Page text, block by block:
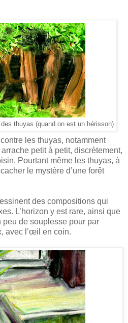
thuyas (quand on est un hérisson)
les thuyas, notamment
petit à petit, discrètement,
Pourtant même les thuyas, à
le mystère d’une forêt
des compositions qui
L’horizon y est rare, ainsi que
peu de souplesse pour par
avec l’œil en coin.